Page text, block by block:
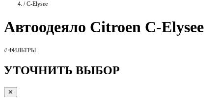
/ C-Elysee
Автоодеяло Citroen C-Elysee
// ФИЛЬТРЫ
УТОЧНИТЬ ВЫБОР
✕